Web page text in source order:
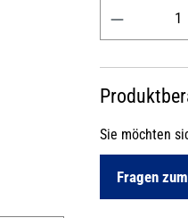
Sie möchten
Fragen